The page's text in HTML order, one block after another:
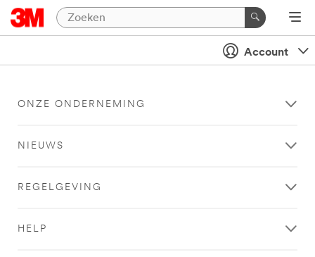
Account
ONZE ONDERNEMING
NIEUWS
REGELGEVING
HELP